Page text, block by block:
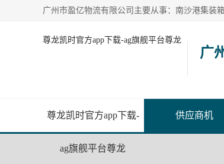
尊龙凯时官方app下载-ag旗舰平台尊龙
广
尊龙凯时官方app下载-
ag旗舰平台尊龙
供应商机